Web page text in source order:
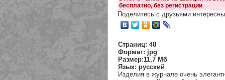
бесплатно, без регистрации
Поделитесь с друзьями
Страниц: 48
Формат: jpg
Размер:11,7 Мб
Язык: русский
Изделия в журнале очень